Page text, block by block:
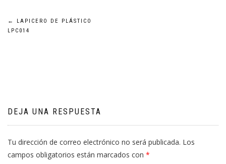
Navegación
←
LAPICERO DE PLÁSTICO
LPC014
DEJA UNA RESPUESTA
Tu dirección de correo electrónico no será publicada. Los
campos obligatorios están marcados con *